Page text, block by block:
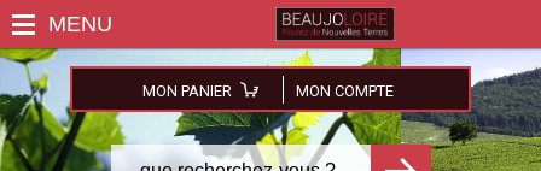
MON PANIER MON COMPTE